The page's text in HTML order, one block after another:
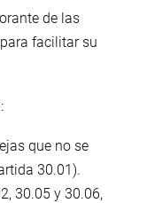
de las
facilitar su
que no se
30.01).
30.05 y 30.06,